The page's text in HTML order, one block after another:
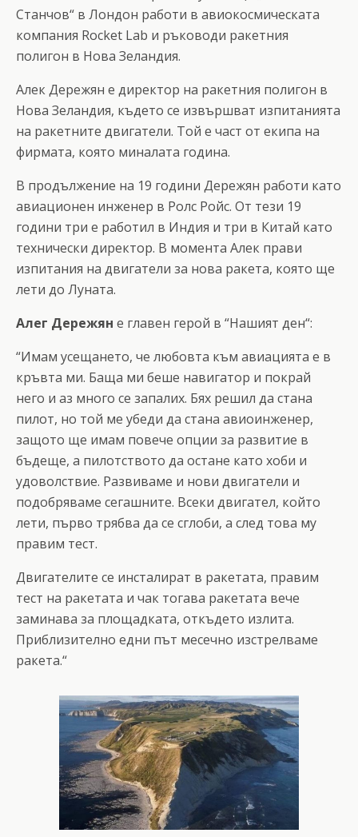
Станчов“ в Лондон работи в авиокосмическата
компания Rocket Lab и ръководи ракетния
полигон в Нова Зеландия.
Алек Дережян е директор на ракетния полигон в
Нова Зеландия, където се извършват изпитанията
на ракетните двигатели. Той е част от екипа на
фирмата, която миналата година.
В продължение на 19 години Дережян работи като
авиационен инженер в Ролс Ройс. От тези 19
години три е работил в Индия и три в Китай като
технически директор. В момента Алек прави
изпитания на двигатели за нова ракета, която ще
лети до Луната.
Алег Дережян е главен герой в “Нашият ден“:
“Имам усещането, че любовта към авиацията е в
кръвта ми. Баща ми беше навигатор и покрай
него и аз много се запалих. Бях решил да стана
пилот, но той ме убеди да стана авиоинженер,
защото ще имам повече опции за развитие в
бъдеще, а пилотството да остане като хоби и
удоволствие. Развиваме и нови двигатели и
подобряваме сегашните. Всеки двигател, който
лети, първо трябва да се сглоби, а след това му
правим тест.
Двигателите се инсталират в ракетата, правим
тест на ракетата и чак тогава ракетата вече
заминава за площадката, откъдето излита.
Приблизително едни път месечно изстрелваме
ракета.“